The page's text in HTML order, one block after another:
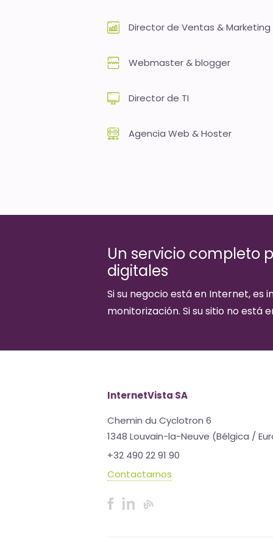
Director de Ventas & Marketing
Webmaster & blogger
Director de TI
Agencia Web & Hoster
Un servicio completo
digitales
Si su negocio está en Internet,
monitorización. Si su sitio no está
InternetVista SA
Chemin du Cyclotron 6
1348 Louvain-la-Neuve (Bélgica /
+32 490 22 91 90
Contactarnos